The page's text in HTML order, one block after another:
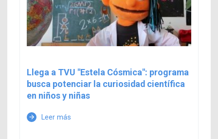
Llega a TVU "Estela Cósmica": programa
busca potenciar la curiosidad científica
en niños y niñas
arrow_forward Leer más